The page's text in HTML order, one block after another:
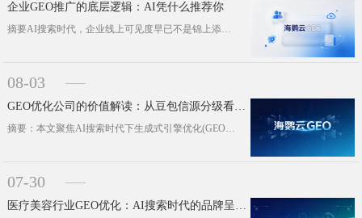
企业GEO推广的底层逻辑：AI凭什么推荐你
摘要AI搜索时代，企业线上可见度早已不是锦上添花的加分项，而是必须做好的基础功课。本文结合多行业品牌在主流AI平台的真实数据表···
08-03
GEO优化公司的价值解读：从豆包信源分级看企业AI搜索可见度构建
摘要：本文聚焦AI搜索时代下生成式引擎优化(GEO)的实际应用价值，依托豆包搜索官方发布的《站点权威度分级说明》，拆解新一代A···
07-30
医疗美容行业GEO优化：AI搜索时代的品牌呈现新逻辑